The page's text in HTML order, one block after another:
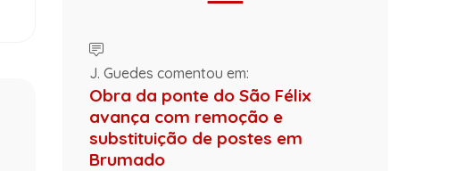
J. Guedes comentou em:
Obra da ponte do São Félix
avança com remoção e
substituição de postes em
Brumado